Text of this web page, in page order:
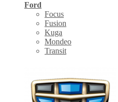
Ford
Focus
Fusion
Kuga
Mondeo
Transit